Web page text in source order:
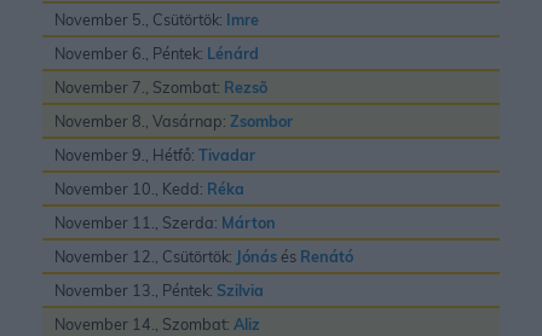
November 5., Csütörtök: Imre
November 6., Péntek: Lénárd
November 7., Szombat: Rezsõ
November 8., Vasárnap: Zsombor
November 9., Hétfő: Tivadar
November 10., Kedd: Réka
November 11., Szerda: Márton
November 12., Csütörtök: Jónás és Renátó
November 13., Péntek: Szilvia
November 14., Szombat: Aliz